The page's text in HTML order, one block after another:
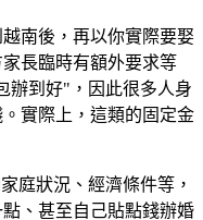
南後，再以你實際要娶
長臨時有額外要求等
辦到好"，因此很多人身
實際上，這類的固定金
庭狀況、經濟條件等，
、甚至自己貼點錢辦婚